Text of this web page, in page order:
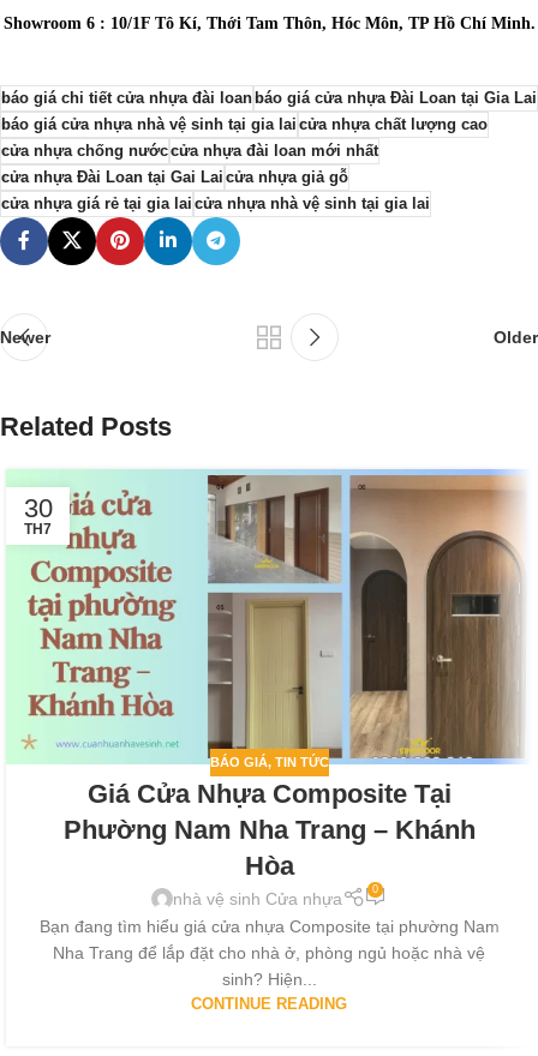
Showroom 6 : 10/1F Tô Kí, Thới Tam Thôn, Hóc Môn, TP Hồ Chí Minh.
báo giá chi tiết cửa nhựa đài loanbáo giá cửa nhựa Đài Loan tại Gia Lai
báo giá cửa nhựa nhà vệ sinh tại gia lai cửa nhựa chất lượng cao
cửa nhựa chống nướccửa nhựa đài loan mới nhất
cửa nhựa Đài Loan tại Gai Lai cửa nhựa giả gỗ
cửa nhựa giá rẻ tại gia lai cửa nhựa nhà vệ sinh tại gia lai
Newer Older
Related Posts
30
TH7
BÁO GIÁ, TIN TỨC
Giá Cửa Nhựa Composite Tại
Phường Nam Nha Trang – Khánh
Hòa
nhà vệ sinh Cửa nhựa 0
Bạn đang tìm hiểu giá cửa nhựa Composite tại phường Nam
Nha Trang để lắp đặt cho nhà ở, phòng ngủ hoặc nhà vệ
sinh? Hiện...
CONTINUE READING